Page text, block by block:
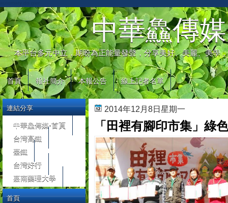
中華鱻傳媒
本平台多元中立，期盼為正能量發聲，分享美好、美麗、美學
首頁 報社簡介 本報公告 線上記者名單
2014年12月8日星期一
「田裡有腳印市集」綠
連結分享
中華鱻傳媒-首頁
台灣高鐵
臺鐵
台灣好行
嘉南藥理大學
首頁